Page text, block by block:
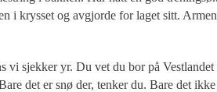
i krysset og avgjorde for laget sitt.
vi sjekker yr. Du vet du bor på Vestlandet
det er snø der, tenker du. Bare det ikke